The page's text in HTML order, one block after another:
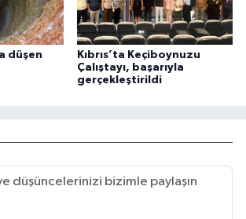
düşen
Kıbrıs’ta Keçiboynuzu
Çalıştayı, başarıyla
gerçekleştirildi